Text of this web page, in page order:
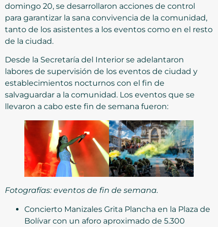
domingo 20, se desarrollaron acciones de control
para garantizar la sana convivencia de la comunidad,
tanto de los asistentes a los eventos como en el resto
de la ciudad.
Desde la Secretaría del Interior se adelantaron
labores de supervisión de los eventos de ciudad y
establecimientos nocturnos con el fin de
salvaguardar a la comunidad. Los eventos que se
llevaron a cabo este fin de semana fueron:
Fotografías: eventos de fin de semana.
Concierto Manizales Grita Plancha en la Plaza de
Bolívar con un aforo aproximado de 5.300